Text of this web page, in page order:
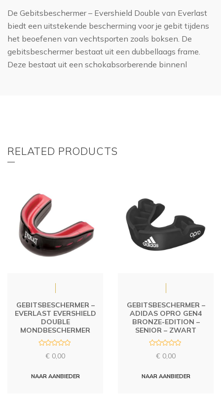
De Gebitsbeschermer – Evershield Double van Everlast
biedt een uitstekende bescherming voor je gebit tijdens
het beoefenen van vechtsporten zoals boksen. De
gebitsbeschermer bestaat uit een dubbellaags frame.
Deze bestaat uit een schokabsorberende binnenl
RELATED PRODUCTS
GEBITSBESCHERMER –
EVERLAST EVERSHIELD
DOUBLE
MONDBESCHERMER
d
€ 0,00
NAAR AANBIEDER
GEBITSBESCHERMER –
ADIDAS OPRO GEN4
BRONZE-EDITION –
SENIOR – ZWART
d
€ 0,00
NAAR AANBIEDER